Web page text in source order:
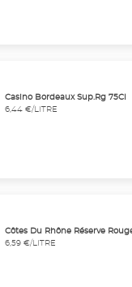
Casino Bordeaux Sup.Rg 75Cl
6,44 €/LITRE
Côtes Du Rhône Réserve
6,59 €/LITRE